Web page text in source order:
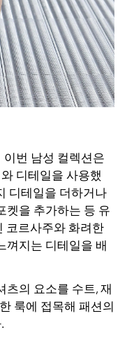
번 남성 컬렉션은
디테일을 사용했
디테일을 더하거나
켓을 추가하는 등 유
코르사주와 화려한
껴지는 디테일을 배
츠의 요소를 수트, 재
룩에 접목해 패션의
.